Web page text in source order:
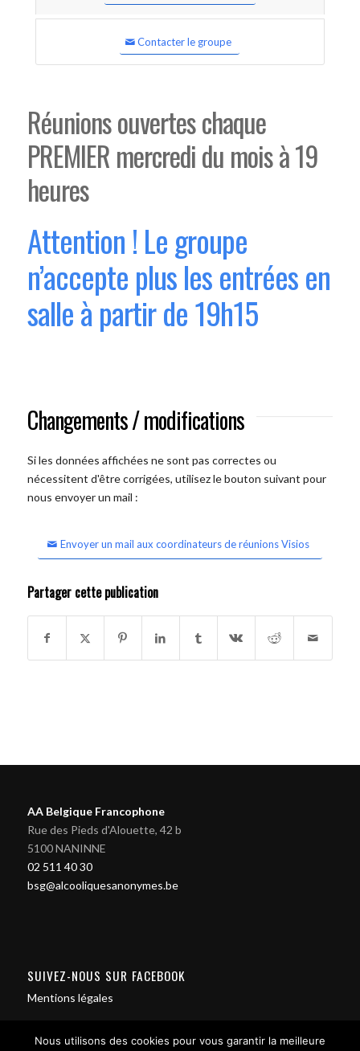
Contacter le groupe
Réunions ouvertes chaque
PREMIER mercredi du mois à 19
heures
Attention ! Le groupe
n’accepte plus les entrées en
salle à partir de 19h15
Changements / modifications
Si les données affichées ne sont pas correctes ou
nécessitent d'être corrigées, utilisez le bouton suivant pour
nous envoyer un mail :
Envoyer un mail aux coordinateurs de réunions Visios
Partager cette publication
AA Belgique Francophone
Rue des Pieds d'Alouette, 42 b
5100 NANINNE
02 511 40 30
bsg@alcooliquesanonymes.be
SUIVEZ-NOUS SUR FACEBOOK
Mentions légales
Nous utilisons des cookies pour vous garantir la meilleure